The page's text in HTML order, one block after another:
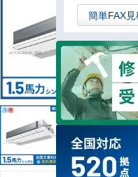
簡単FAX